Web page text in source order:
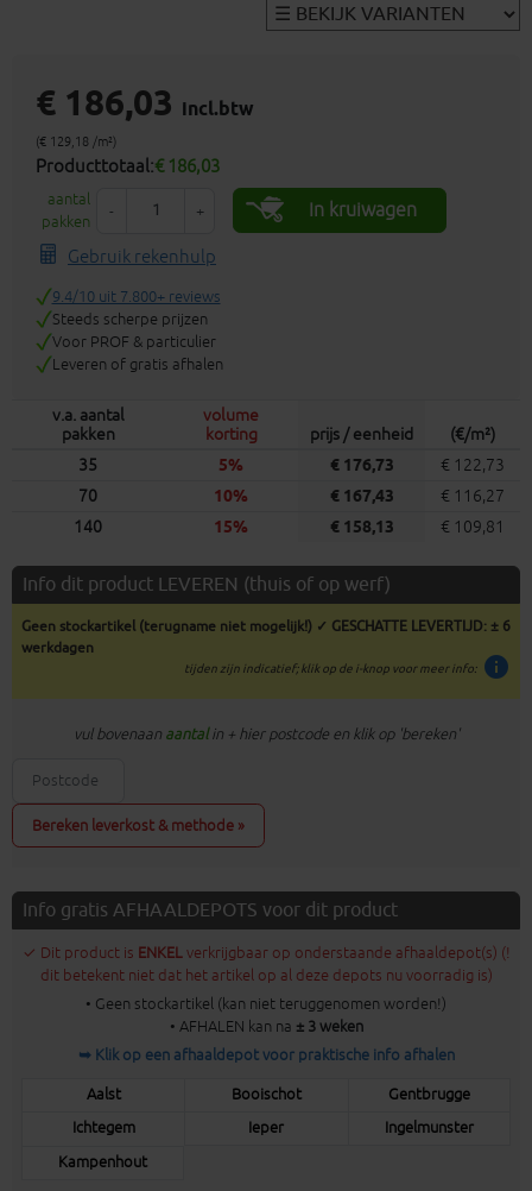
€ 186,03 incl.btw
(€ 129,18 /m²)
Producttotaal:€ 186,03
aantal
pakken
- +
In kruiwagen
Gebruik rekenhulp
9.4/10 uit 7.800+ reviews
Steeds scherpe prijzen
Voor PROF & particulier
Leveren of gratis afhalen
v.a. aantal
pakken
volume
korting
prijs / eenheid
(€/m²)
35
5% € 176,73
€ 122,73
70
10% € 167,43
€ 116,27
140
15% € 158,13 € 109,81
Info dit product LEVEREN (thuis of op werf)
Geen stockartikel (terugname niet mogelijk!) ✓ GESCHATTE LEVERTIJD: ± 6
werkdagen
info
tijden zijn indicatief; klik op de i-knop voor meer info:
vul bovenaan aantalin + hier postcode en klik op 'bereken'
Bereken leverkost & methode »
Info gratis AFHAALDEPOTS voor dit product
✓ Dit product is ENKELverkrijgbaar op onderstaande afhaaldepot(s) (!
dit betekent niet dat het artikel op al deze depots nu voorradig is)
• Geen stockartikel (kan niet teruggenomen worden!)
• AFHALEN kan na ± 3 weken
➥ Klik op een afhaaldepot voor praktische info afhalen
Aalst Booischot
Gentbrugge
Ichtegem
Ieper
Ingelmunster
Kampenhout